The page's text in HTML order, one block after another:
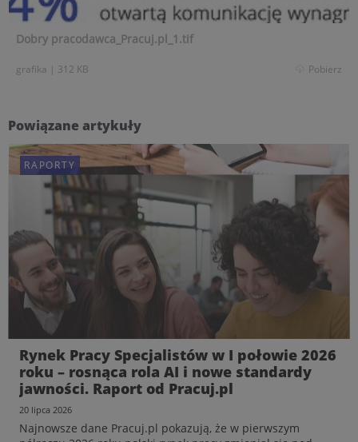
Dobry pracodawca_Pracuj.pl_1.tif
grafika | 312 KB Pobierz
Powiązane artykuły
RAPORTY
Rynek Pracy Specjalistów w I połowie 2026
roku – rosnąca rola AI i nowe standardy
jawności. Raport od Pracuj.pl
20 lipca 2026
Najnowsze dane Pracuj.pl pokazują, że w pierwszym